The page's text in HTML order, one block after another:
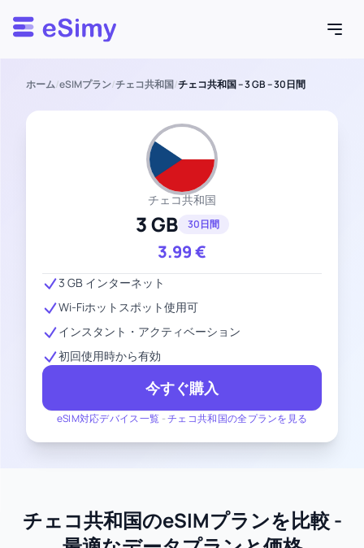
Esimy
ホーム/eSIMプラン/チェコ共和国/チェコ共和国 – 3 GB – 30日間
チェコ共和国
3 GB 30日間
3.99€
eSIM対応デバイス一覧 -チェコ共和国の全プランを見る
3 GB インターネット
Wi-Fiホットスポット使用可
インスタント・アクティベーション
初回使用時から有効
今すぐ購入
チェコ共和国のeSIMプランを比較 -